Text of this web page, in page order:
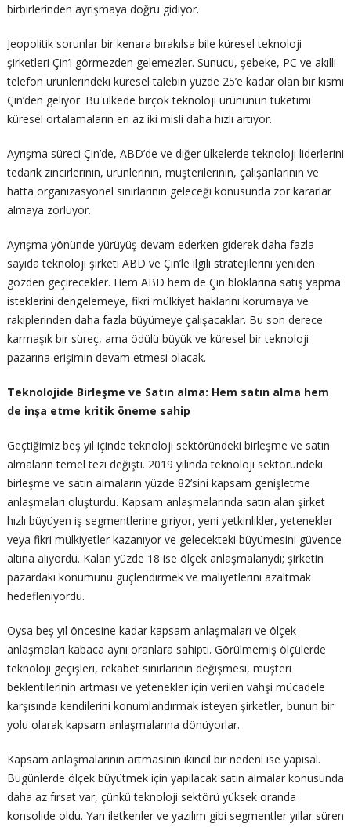
birbirlerinden ayrışmaya doğru gidiyor.
Jeopolitik sorunlar bir kenara bırakılsa bile küresel teknoloji
şirketleri Çin’i görmezden gelemezler. Sunucu, şebeke, PC ve akıllı
telefon ürünlerindeki küresel talebin yüzde 25’e kadar olan bir kısmı
Çin’den geliyor. Bu ülkede birçok teknoloji ürününün tüketimi
küresel ortalamaların en az iki misli daha hızlı artıyor.
Ayrışma süreci Çin’de, ABD’de ve diğer ülkelerde teknoloji liderlerini
tedarik zincirlerinin, ürünlerinin, müşterilerinin, çalışanlarının ve
hatta organizasyonel sınırlarının geleceği konusunda zor kararlar
almaya zorluyor.
Ayrışma yönünde yürüyüş devam ederken giderek daha fazla
sayıda teknoloji şirketi ABD ve Çin’le ilgili stratejilerini yeniden
gözden geçirecekler. Hem ABD hem de Çin bloklarına satış yapma
isteklerini dengelemeye, fikri mülkiyet haklarını korumaya ve
rakiplerinden daha fazla büyümeye çalışacaklar. Bu son derece
karmaşık bir süreç, ama ödülü büyük ve küresel bir teknoloji
pazarına erişimin devam etmesi olacak.
Teknolojide Birleşme ve Satın alma: Hem satın alma hem
de inşa etme kritik öneme sahip
Geçtiğimiz beş yıl içinde teknoloji sektöründeki birleşme ve satın
almaların temel tezi değişti. 2019 yılında teknoloji sektöründeki
birleşme ve satın almaların yüzde 82’sini kapsam genişletme
anlaşmaları oluşturdu. Kapsam anlaşmalarında satın alan şirket
hızlı büyüyen iş segmentlerine giriyor, yeni yetkinlikler, yetenekler
veya fikri mülkiyetler kazanıyor ve gelecekteki büyümesini güvence
altına alıyordu. Kalan yüzde 18 ise ölçek anlaşmalarıydı; şirketin
pazardaki konumunu güçlendirmek ve maliyetlerini azaltmak
hedefleniyordu.
Oysa beş yıl öncesine kadar kapsam anlaşmaları ve ölçek
anlaşmaları kabaca aynı oranlara sahipti. Görülmemiş ölçülerde
teknoloji geçişleri, rekabet sınırlarının değişmesi, müşteri
beklentilerinin artması ve yetenekler için verilen vahşi mücadele
karşısında kendilerini konumlandırmak isteyen şirketler, bunun bir
yolu olarak kapsam anlaşmalarına dönüyorlar.
Kapsam anlaşmalarının artmasının ikincil bir nedeni ise yapısal.
Bugünlerde ölçek büyütmek için yapılacak satın almalar konusunda
daha az fırsat var, çünkü teknoloji sektörü yüksek oranda
konsolide oldu. Yarı iletkenler ve yazılım gibi segmentler yıllar süren